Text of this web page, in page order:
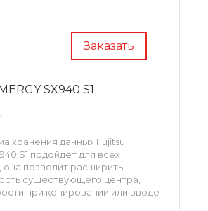
Заказать
SX940 S1
хранения данных Fujitsu
S1 подойдет для всех
она позволит расширить
существующего центра,
при копировании или вводе